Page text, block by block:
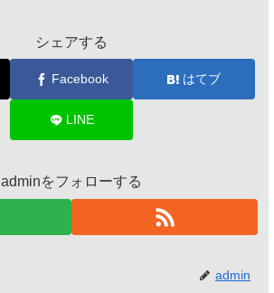
シェアする
Facebook はてブ
LINE
adminをフォローする
admin